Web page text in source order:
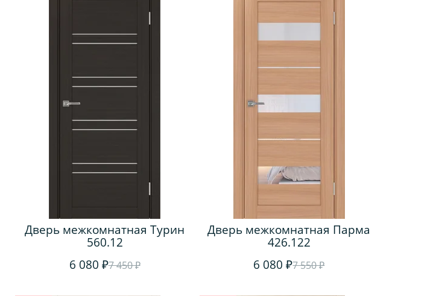
Дверь межкомнатная Турин
560.12
6 080 ₽7 450 ₽
Дверь межкомнатная Парма
426.122
6 080 ₽7 550 ₽